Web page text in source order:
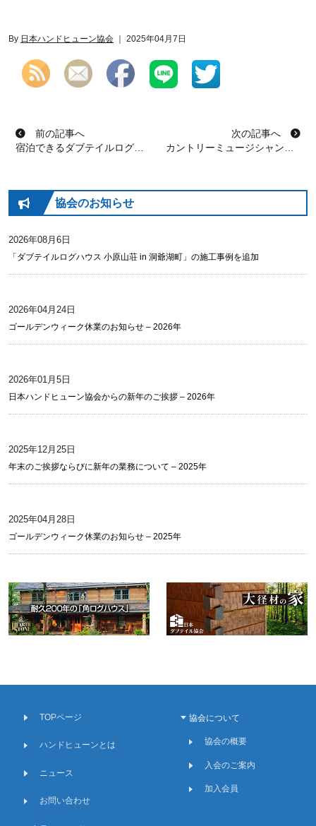
By 日本ハンドヒューン協会 ｜ 2025年04月7日
投稿ナビゲーション
前の記事へ
宿泊できるダブテイルログハウス – ブライソン・シティ編
次の記事へ
カントリーミュージシャンが暮らす「ツインパインズ牧場」 in レバノン テネシー州
協会のお知らせ
2026年08月6日
「ダブテイルログハウス 小原山荘 in 洞爺湖町」の施工事例を追加
2026年04月24日
ゴールデンウィーク休業のお知らせ – 2026年
2026年01月5日
日本ハンドヒューン協会からの新年のご挨拶 – 2026年
2025年12月25日
年末のご挨拶ならびに新年の業務について – 2025年
2025年04月28日
ゴールデンウィーク休業のお知らせ – 2025年
TOPページ
ハンドヒューンとは
ニュース
お問い合わせ
協会について
協会の概要
入会のご案内
加入会員